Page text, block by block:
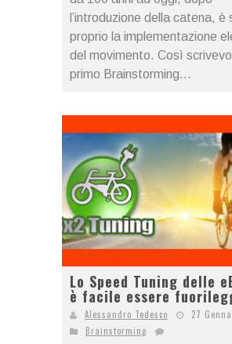
l’introduzione della catena, è
proprio la implementazione
del movimento. Così
primo Brainstorming...
Lo Speed Tuning delle
è facile essere
Alessandro Tedesco
27
Brainstorming